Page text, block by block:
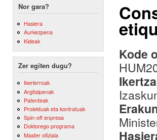
Nor gara?
Hasiera
Aurkezpena
Kideak
Zer egiten dugu?
Ikerlerroak
Argitalpenak
Patenteak
Proiektuak eta kontratuak
Spin-off enpresa
Doktorego programa
Master ofiziala
Kode